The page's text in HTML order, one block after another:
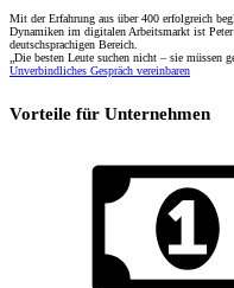
Mit der Erfahrung aus über 400 erfolgreich
Dynamiken im digitalen Arbeitsmarkt ist
deutschsprachigen Bereich.
„Die besten Leute suchen nicht – sie
Unverbindliches Gespräch vereinbaren
Vorteile für Unternehmen